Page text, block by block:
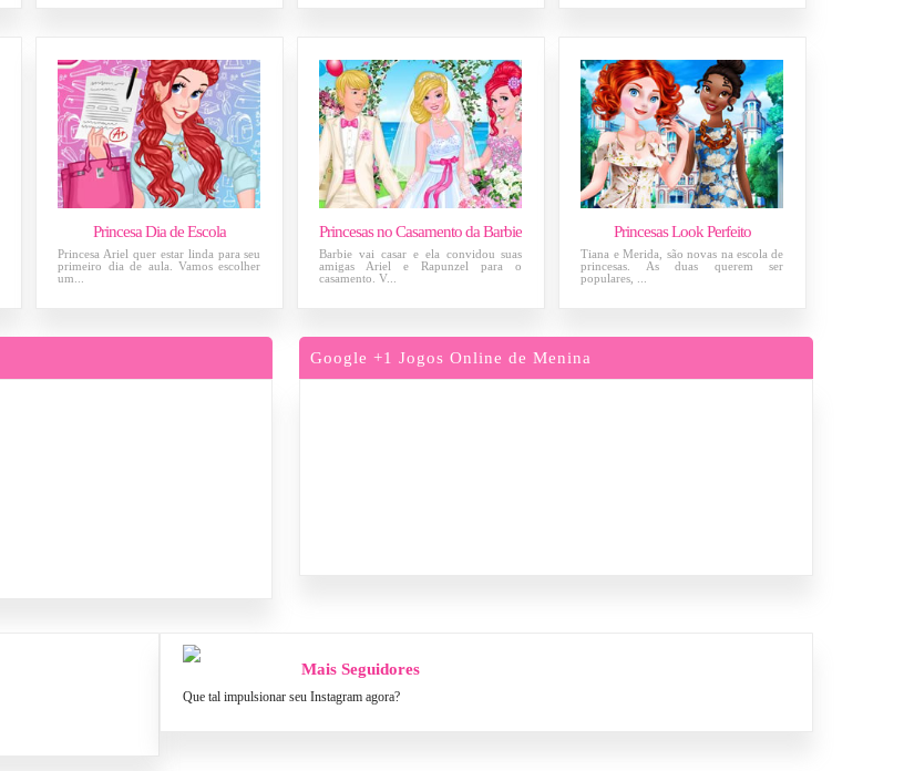
Princesa Dia de Escola
Princesa Ariel quer estar linda para seu
primeiro dia de aula. Vamos escolher
um...
Princesas no Casamento da Barbie
Barbie vai casar e ela convidou suas
amigas Ariel e Rapunzel para o
casamento. V...
Princesas Look Perfeito
Tiana e Merida, são novas na escola de
princesas. As duas querem ser
populares, ...
Google +1 Jogos Online de Menina
Mais Seguidores
Que tal impulsionar seu Instagram agora?